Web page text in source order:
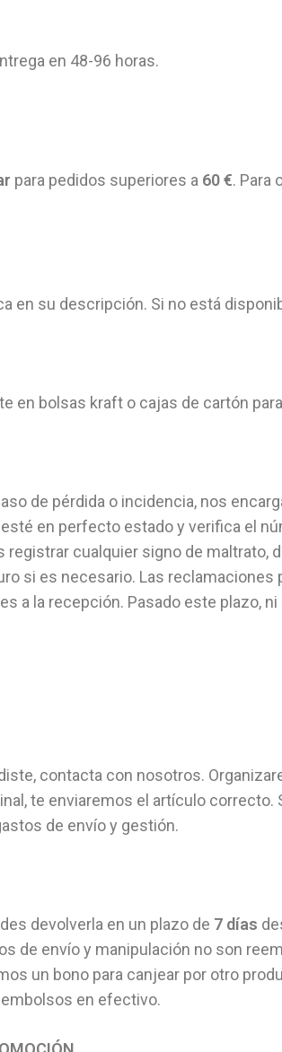
en 48-96 horas.
para pedidos superiores a 60 €. Para
en su descripción. Si no está
en bolsas kraft o cajas de cartón
de pérdida o incidencia, nos
en perfecto estado y verifica el
cualquier signo de maltrato,
si es necesario. Las
a la recepción. Pasado este plazo,
contacta con nosotros.
te enviaremos el artículo
de envío y gestión.
devolverla en un plazo de 7 días
de envío y manipulación no son
un bono para canjear por otro
en efectivo.